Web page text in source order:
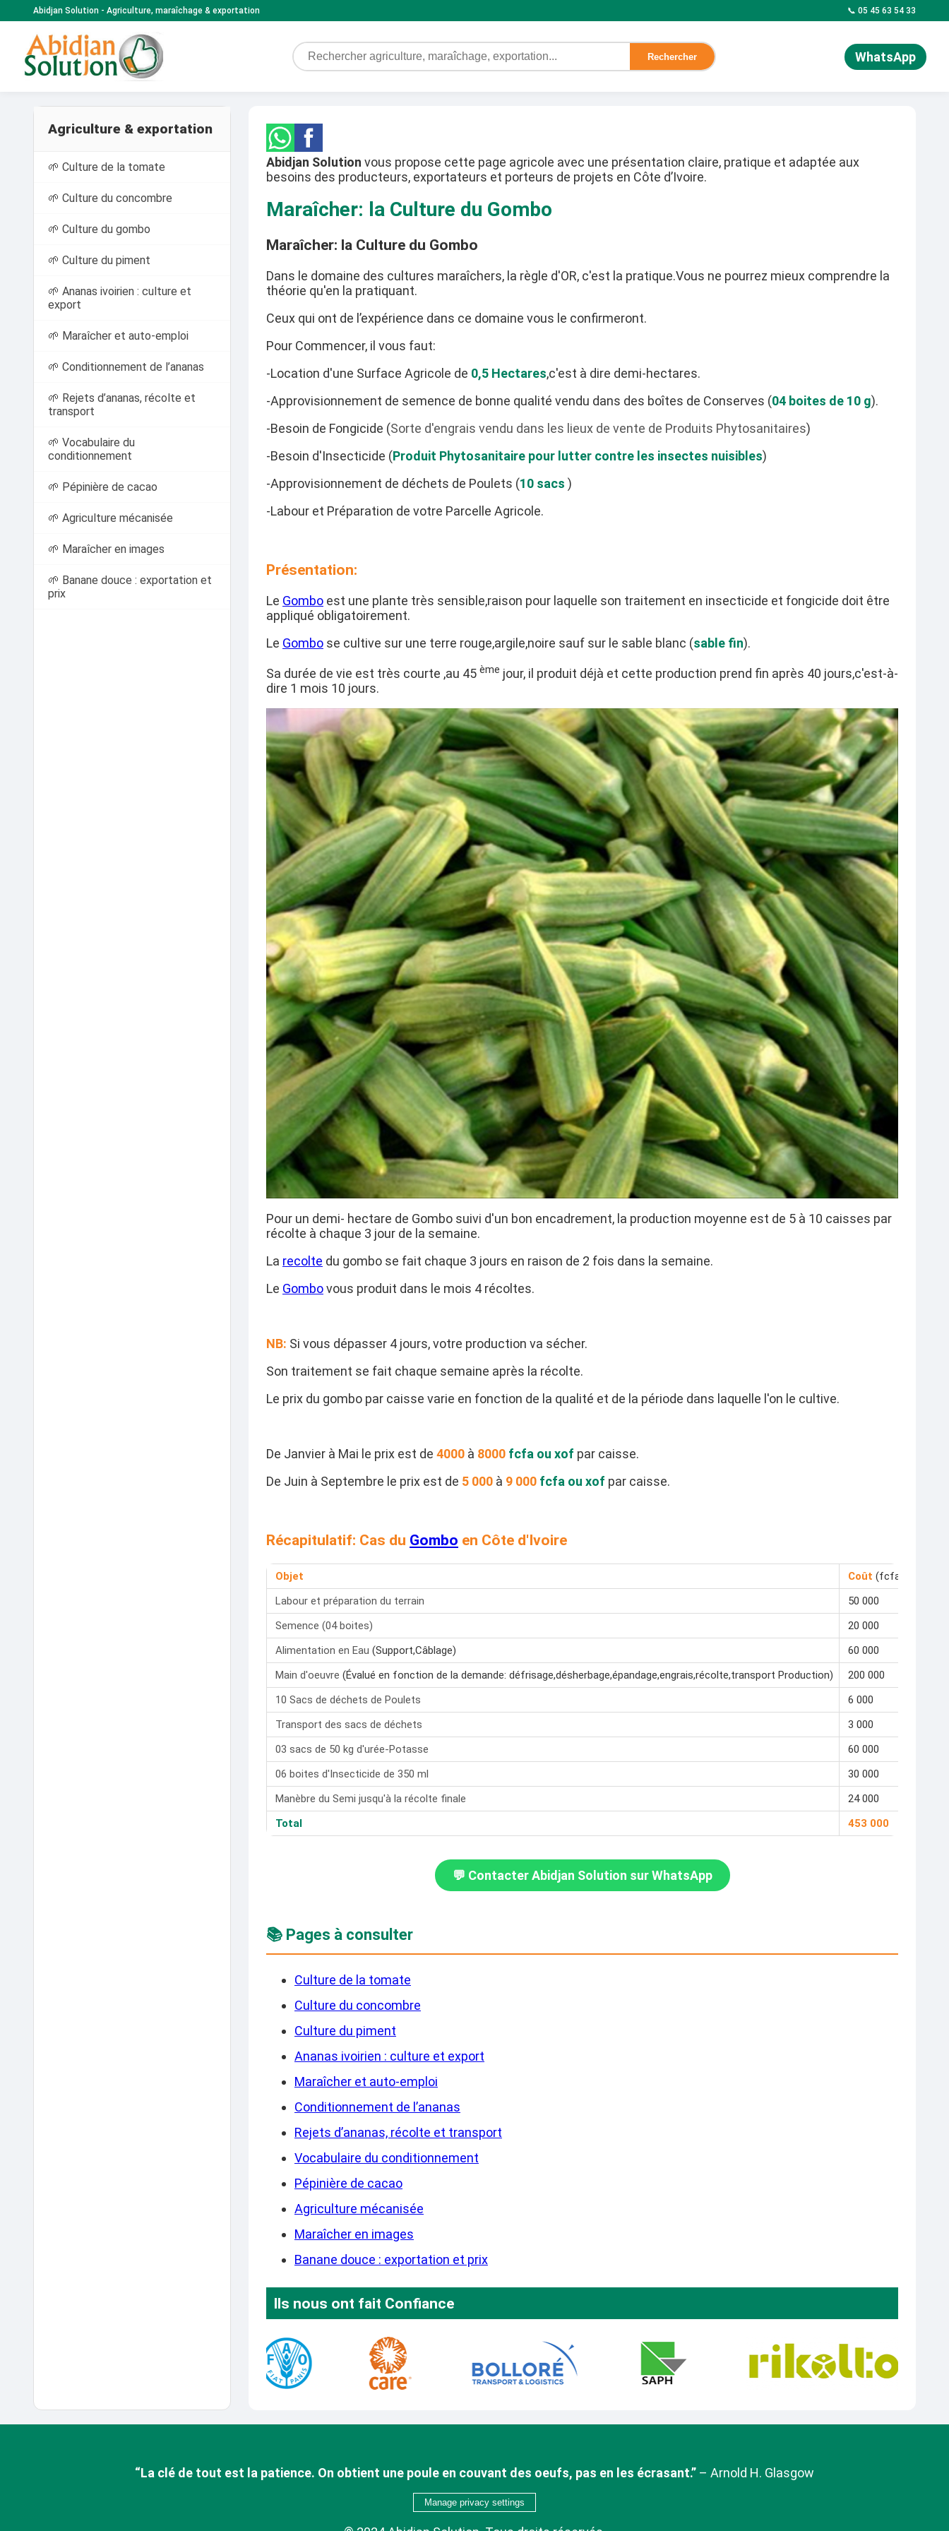
Abidjan Solution - Agriculture, maraîchage & exportation 📞 05 45 63 54 33
Rechercher WhatsApp
Agriculture & exportation
🌱 Culture de la tomate
🌱 Culture du concombre
🌱 Culture du gombo
🌱 Culture du piment
🌱 Ananas ivoirien : culture et
export
🌱 Maraîcher et auto-emploi
🌱 Conditionnement de l’ananas
🌱 Rejets d’ananas, récolte et
transport
🌱 Vocabulaire du
conditionnement
🌱 Pépinière de cacao
🌱 Agriculture mécanisée
🌱 Maraîcher en images
🌱 Banane douce : exportation et
prix
Abidjan Solution vous propose cette page agricole avec une présentation claire, pratique et adaptée aux
besoins des producteurs, exportateurs et porteurs de projets en Côte d’Ivoire.
Maraîcher: la Culture du Gombo
Maraîcher: la Culture du Gombo
Dans le domaine des cultures maraîchers, la règle d'OR, c'est la pratique.Vous ne pourrez mieux comprendre la
théorie qu'en la pratiquant.
Ceux qui ont de l’expérience dans ce domaine vous le confirmeront.
Pour Commencer, il vous faut:
-Location d'une Surface Agricole de 0,5 Hectares,c'est à dire demi-hectares.
-Approvisionnement de semence de bonne qualité vendu dans des boîtes de Conserves (04 boites de 10 g).
-Besoin de Fongicide (Sorte d'engrais vendu dans les lieux de vente de Produits Phytosanitaires)
-Besoin d'Insecticide (Produit Phytosanitaire pour lutter contre les insectes nuisibles)
-Approvisionnement de déchets de Poulets (10 sacs )
-Labour et Préparation de votre Parcelle Agricole.
Présentation:
Le Gombo est une plante très sensible,raison pour laquelle son traitement en insecticide et fongicide doit être
appliqué obligatoirement.
Le Gombo se cultive sur une terre rouge,argile,noire sauf sur le sable blanc (sable fin).
Sa durée de vie est très courte ,au 45 ème jour, il produit déjà et cette production prend fin après 40 jours,c'est-à-
dire 1 mois 10 jours.
Pour un demi- hectare de Gombo suivi d'un bon encadrement, la production moyenne est de 5 à 10 caisses par
récolte à chaque 3 jour de la semaine.
La recolte du gombo se fait chaque 3 jours en raison de 2 fois dans la semaine.
Le Gombovous produit dans le mois 4 récoltes.
NB: Si vous dépasser 4 jours, votre production va sécher.
Son traitement se fait chaque semaine après la récolte.
Le prix du gombo par caisse varie en fonction de la qualité et de la période dans laquelle l'on le cultive.
De Janvier à Mai le prix est de 4000 à 8000 fcfa ou xof par caisse.
De Juin à Septembre le prix est de 5 000 à 9 000 fcfa ou xof par caisse.
Récapitulatif: Cas du Gombo en Côte d'Ivoire
Objet Coût (fcfa ou Xof )
Labour et préparation du terrain
50 000
Semence (04 boites)
20 000
Alimentation en Eau (Support,Câblage)
60 000
Main d'oeuvre (Évalué en fonction de la demande: défrisage,désherbage,épandage,engrais,récolte,transport Production)
200 000
10 Sacs de déchets de Poulets
6 000
Transport des sacs de déchets
3 000
03 sacs de 50 kg d'urée-Potasse
60 000
06 boites d'Insecticide de 350 ml
30 000
Manèbre du Semi jusqu'à la récolte finale
24 000
Total
453 000
💬 Contacter Abidjan Solution sur WhatsApp
📚 Pages à consulter
Culture de la tomate
Culture du concombre
Culture du piment
Ananas ivoirien : culture et export
Maraîcher et auto-emploi
Conditionnement de l’ananas
Rejets d’ananas, récolte et transport
Vocabulaire du conditionnement
Pépinière de cacao
Agriculture mécanisée
Maraîcher en images
Banane douce : exportation et prix
Ils nous ont fait Confiance
“La clé de tout est la patience. On obtient une poule en couvant des oeufs, pas en les écrasant.” – Arnold H. Glasgow
Manage privacy settings